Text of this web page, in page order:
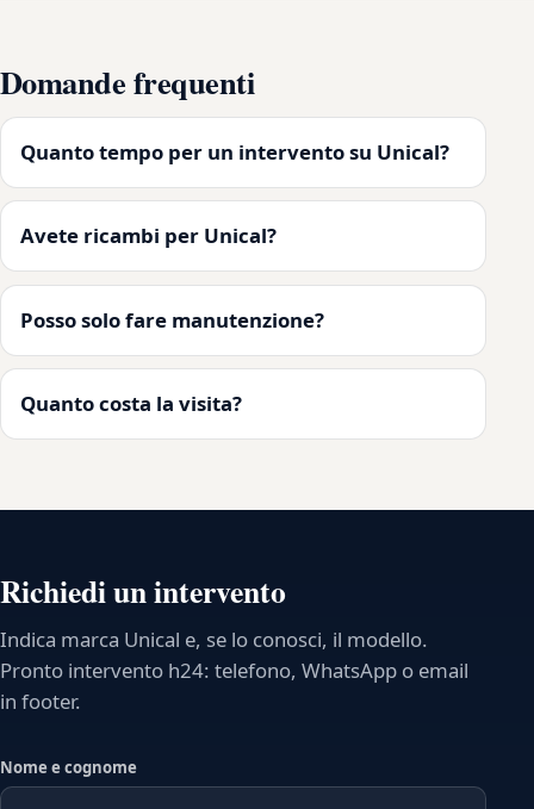
Domande frequenti
Quanto tempo per un intervento su Unical?
Avete ricambi per Unical?
Posso solo fare manutenzione?
Quanto costa la visita?
Richiedi un intervento
Indica marca Unical e, se lo conosci, il modello.
Pronto intervento h24: telefono, WhatsApp o email
in footer.
Nome e cognome